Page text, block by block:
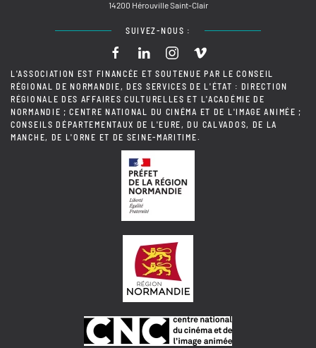
14200 Hérouville Saint-Clair
SUIVEZ-NOUS :
L'ASSOCIATION EST FINANCÉE ET SOUTENUE PAR LE CONSEIL
RÉGIONAL DE NORMANDIE, DES SERVICES DE L'ÉTAT : DIRECTION
RÉGIONALE DES AFFAIRES CULTURELLES ET L'ACADÉMIE DE
NORMANDIE ; CENTRE NATIONAL DU CINÉMA ET DE L'IMAGE ANIMÉE ;
CONSEILS DÉPARTEMENTAUX DE L'EURE, DU CALVADOS, DE LA
MANCHE, DE L'ORNE ET DE SEINE-MARITIME.